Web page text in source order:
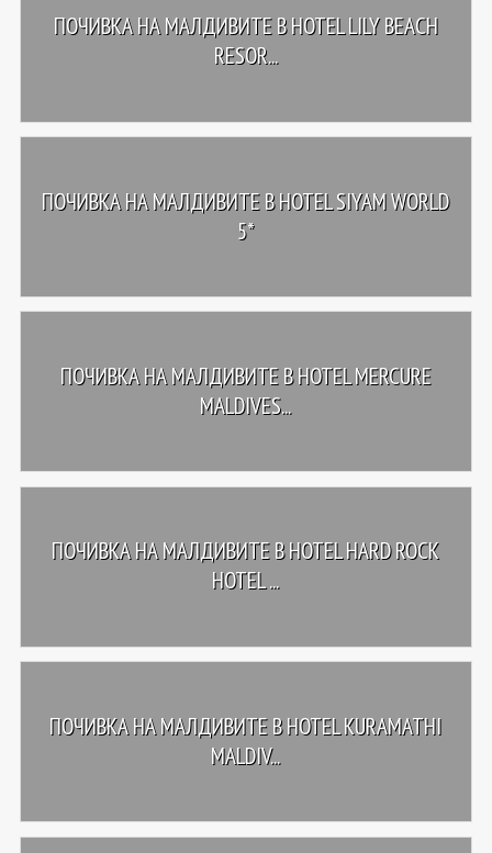
ПОЧИВКА НА МАЛДИВИТЕ В HOTEL LILY BEACH
RESOR...
ПОЧИВКА НА МАЛДИВИТЕ В HOTEL SIYAM WORLD
5*
ПОЧИВКА НА МАЛДИВИТЕ В HOTEL MERCURE
MALDIVES...
ПОЧИВКА НА МАЛДИВИТЕ В HOTEL HARD ROCK
HOTEL ...
ПОЧИВКА НА МАЛДИВИТЕ В HOTEL KURAMATHI
MALDIV...